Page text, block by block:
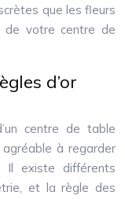
que les fleurs
de votre centre de
d’or
centre de table
à regarder
Il existe différents
et la règle des